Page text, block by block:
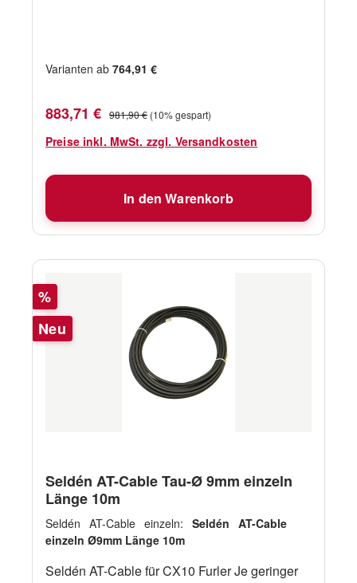
CX45Tau-Ø mm 15
Varianten ab 764,91 €
Verkaufspreis:
883,71 € Regulärer Preis:
981,90 € (10% gespart)
Preise inkl. MwSt. zzgl. Versandkosten
In den Warenkorb
Rabatt
%
Neu
Seldén AT-Cable Tau-Ø 9mm einzeln
Länge 10m
Seldén AT-Cable einzeln: Seldén AT-Cable
einzeln Ø9mm Länge 10m
Seldén AT-Cable für CX10 Furler Je geringer